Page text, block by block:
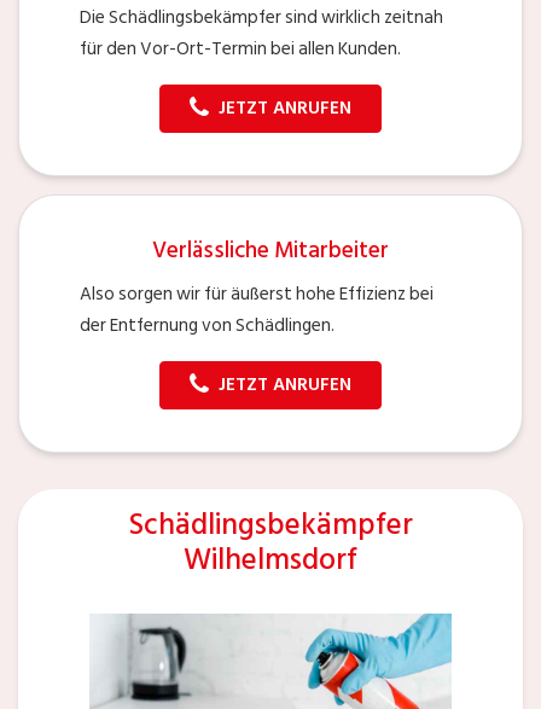
Die Schädlingsbekämpfer sind wirklich zeitnah
für den Vor-Ort-Termin bei allen Kunden.
JETZT ANRUFEN
Verlässliche Mitarbeiter
Also sorgen wir für äußerst hohe Effizienz bei
der Entfernung von Schädlingen.
JETZT ANRUFEN
Schädlingsbekämpfer
Wilhelmsdorf